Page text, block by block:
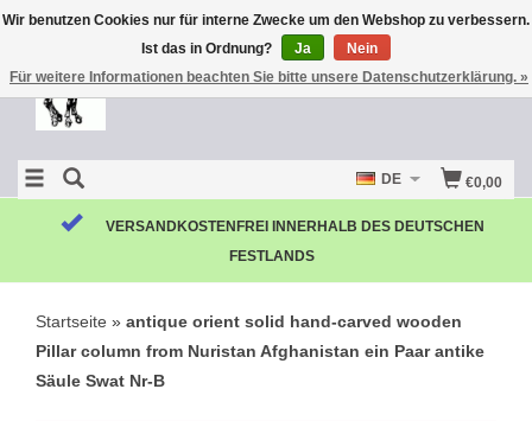
€0,00
DE
VERSANDKOSTENFREI INNERHALB DES DEUTSCHEN
FESTLANDS
Startseite » antique orient solid hand-carved wooden
Pillar column from Nuristan Afghanistan ein Paar antike
Säule Swat Nr-B
Wir benutzen Cookies nur für interne Zwecke um den Webshop zu verbessern.
Ist das in Ordnung?
Ja
Nein
Für weitere Informationen beachten Sie bitte unsere Datenschutzerklärung. »